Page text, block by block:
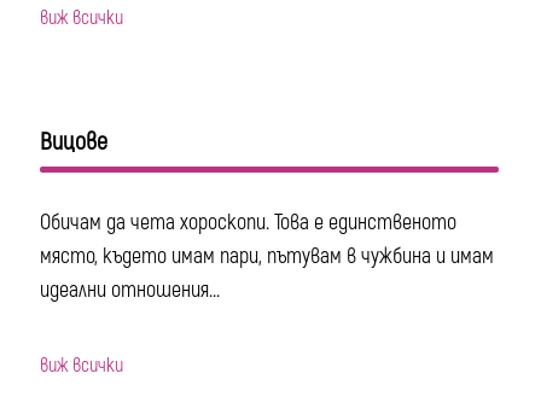
виж всички
Вицове
Обичам да чета хороскопи. Това е единственото
място, където имам пари, пътувам в чужбина и имам
идеални отношения...
виж всички